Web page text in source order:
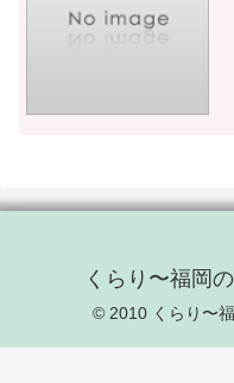
くらり〜福岡
© 2010 くらり〜